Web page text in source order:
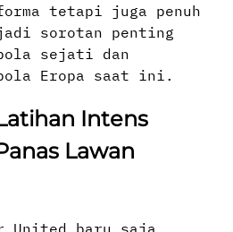
tetapi juga penuh
sorotan penting
sejati dan
Eropa saat ini.
Intens
Lawan